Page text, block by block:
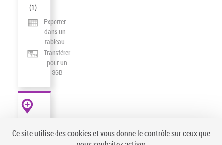
(1)
Exporter
dans un
tableau
Transférer
pour un
SGB
data.bnf.fr
Ce site utilise des cookies et vous donne le contrôle sur ceux que